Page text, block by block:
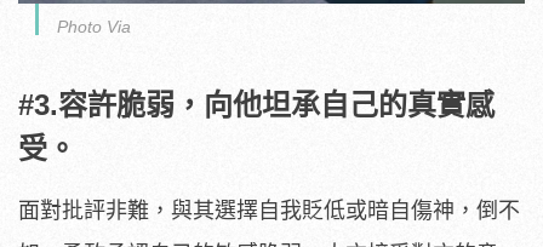
Photo Via
#3.容許脆弱，向他坦承自己的真實感
受。
面對批評非難，與其選擇自我貶低或暗自傷神，倒不